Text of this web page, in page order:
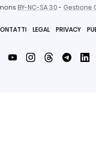
BY-NC-SA 3.0- Gestione
LEGAL PRIVACY